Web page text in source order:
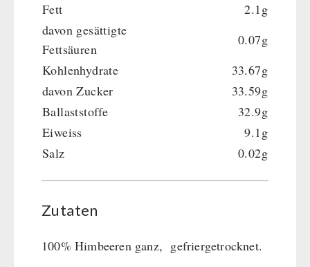
Fett
2.1g
davon gesättigte
Fettsäuren
0.07g
Kohlenhydrate
33.67g
davon Zucker
33.59g
Ballaststoffe
32.9g
Eiweiss
9.1g
Salz
0.02g
Zutaten
100% Himbeeren ganz, gefriergetrocknet.